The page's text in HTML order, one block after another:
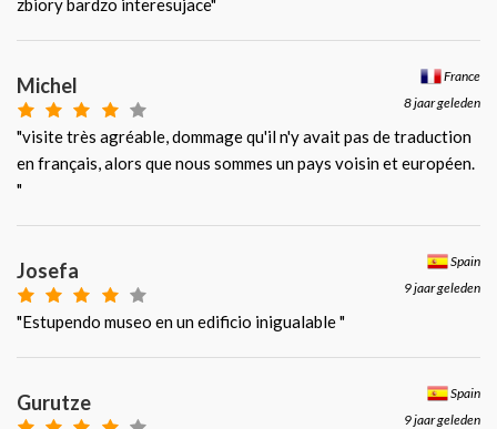
zbiory bardzo interesujace"
France
8 jaar geleden
Michel
"visite très agréable, dommage qu'il n'y avait pas de traduction
en français, alors que nous sommes un pays voisin et européen.
"
Spain
9 jaar geleden
Josefa
"Estupendo museo en un edificio inigualable "
Spain
9 jaar geleden
Gurutze